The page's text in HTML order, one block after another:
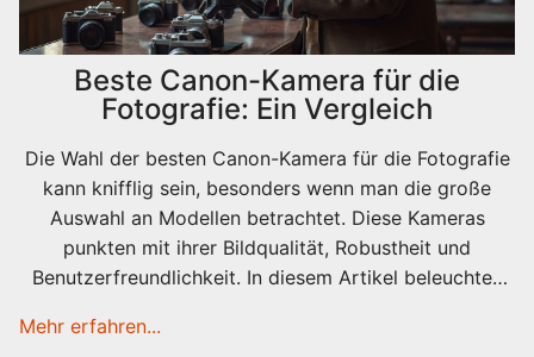
Beste Canon-Kamera für die
Fotografie: Ein Vergleich
Die Wahl der besten Canon-Kamera für die Fotografie
kann knifflig sein, besonders wenn man die große
Auswahl an Modellen betrachtet. Diese Kameras
punkten mit ihrer Bildqualität, Robustheit und
Benutzerfreundlichkeit. In diesem Artikel beleuchten
Stärken in der Fotografie. So können Sie die richtige
Mehr erfahren...